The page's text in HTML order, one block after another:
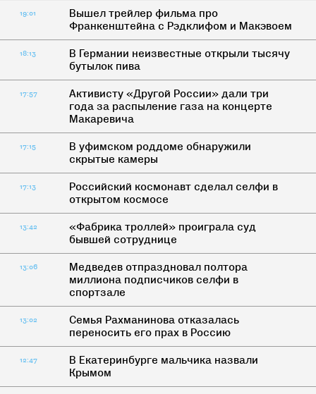
19:01
Вышел трейлер фильма про
Франкенштейна с Рэдклифом и Макэвоем
18:13
В Германии неизвестные открыли тысячу
бутылок пива
17:57
Активисту «Другой России» дали три
года за распыление газа на концерте
Макаревича
17:15
В уфимском роддоме обнаружили
скрытые камеры
17:13
Российский космонавт сделал селфи в
открытом космосе
13:42
«Фабрика троллей» проиграла суд
бывшей сотруднице
13:06
Медведев отпраздновал полтора
миллиона подписчиков селфи в
спортзале
13:02
Семья Рахманинова отказалась
переносить его прах в Россию
12:47
В Екатеринбурге мальчика назвали
Крымом